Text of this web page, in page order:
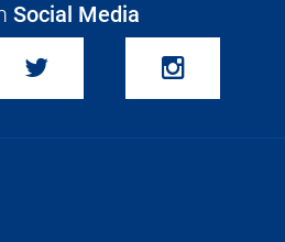
Social Media